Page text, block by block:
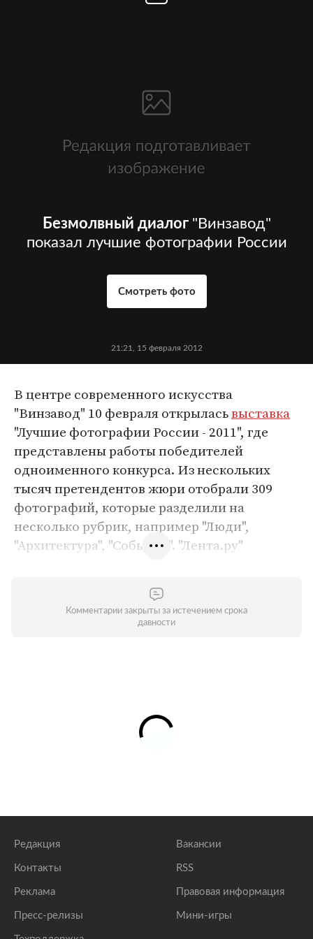
Безмолвный диалог "Винзавод"
показал лучшие фотографии России
Смотреть фото
21:21, 15 февраля 2012
В центре современного искусства
"Винзавод" 10 февраля открыласьвыставка
"Лучшие фотографии России - 2011", где
представлены работы победителей
одноименного конкурса. Из нескольких
тысяч претендентов жюри отобрали 309
фотографий, которые разделили на
несколько рубрик, например "Люди",
"Архитектура", "События". "Лента.ру"
которая из Москвы отправится в Санкт-
Петербург, Новосибирск, Пермь и
Комментарии закрыты за истечением срока
давности
Редакция
Контакты
Реклама
Пресс-релизы
Вакансии
RSS
Правовая информация
Мини-игры